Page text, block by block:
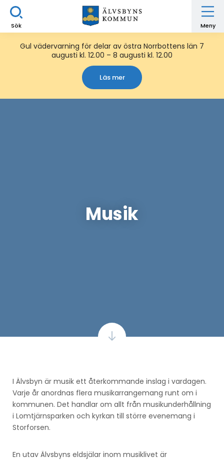
Sök Meny
Gul vädervarning för delar av östra Norrbottens län 7
augusti kl. 12.00 – 8 augusti kl. 12.00
Läs mer
Musik
I Älvsbyn är musik ett återkommande inslag i vardagen.
Varje år anordnas flera musikarrangemang runt om i
kommunen. Det handlar om allt från musikunderhållning
i Lomtjärnsparken och kyrkan till större evenemang i
Storforsen.
En utav Älvsbyns eldsjälar inom musiklivet är